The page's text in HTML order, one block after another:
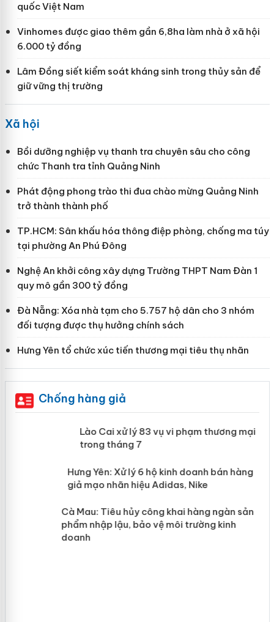
quốc Việt Nam
Vinhomes được giao thêm gần 6,8ha làm nhà ở xã hội
6.000 tỷ đồng
Lâm Đồng siết kiểm soát kháng sinh trong thủy sản để
giữ vững thị trường
Xã hội
Bồi dưỡng nghiệp vụ thanh tra chuyên sâu cho công
chức Thanh tra tỉnh Quảng Ninh
Phát động phong trào thi đua chào mừng Quảng Ninh
trở thành thành phố
TP.HCM: Sân khấu hóa thông điệp phòng, chống ma túy
tại phường An Phú Đông
Nghệ An khởi công xây dựng Trường THPT Nam Đàn 1
quy mô gần 300 tỷ đồng
Đà Nẵng: Xóa nhà tạm cho 5.757 hộ dân cho 3 nhóm
đối tượng được thụ hưởng chính sách
Hưng Yên tổ chức xúc tiến thương mại tiêu thụ nhãn
Chống hàng giả
Lào Cai xử lý 83 vụ vi phạm thương
mại trong tháng 7
Hưng Yên: Xử lý 6 hộ kinh doanh bán hàng
giả mạo nhãn hiệu Adidas, Nike